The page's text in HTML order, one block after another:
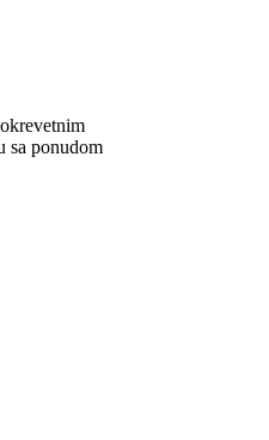
sa ponudom